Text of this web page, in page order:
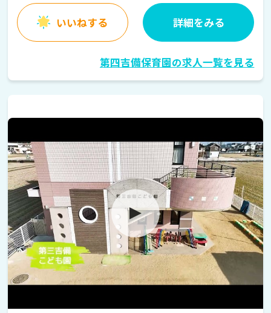
いいねする 詳細をみる
第四吉備保育園の求人一覧を見る